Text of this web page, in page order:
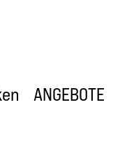
ANGEBOTE